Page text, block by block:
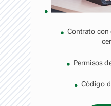
Contrato
Permisos
Código